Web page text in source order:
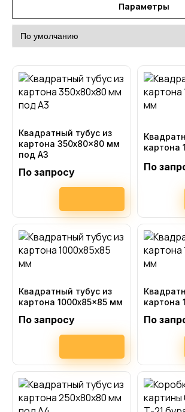
Параметры
Квадратный тубус из
картона 350x80x80 мм
под А3
По запросу
картона
По
Квадратный тубус из
картона 1000x85x85 мм
По запросу
картона
По